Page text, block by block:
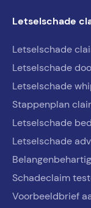
Letselschade
Letselschade
Letselschade
Letselschade
Stappenplan
Letselschade
Letselschade
Schadeclaim
Voorbeeldbrief